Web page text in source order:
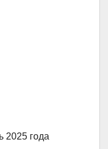
2025 года